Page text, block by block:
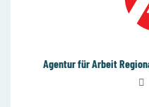
Agentur für Arbeit